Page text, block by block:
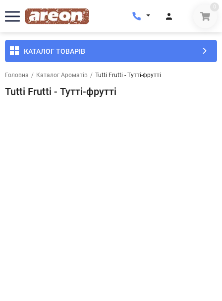
0
КАТАЛОГ ТОВАРІВ
Головна / Каталог Ароматів / Tutti Frutti - Тутті-фрутті
Tutti Frutti - Тутті-фрутті